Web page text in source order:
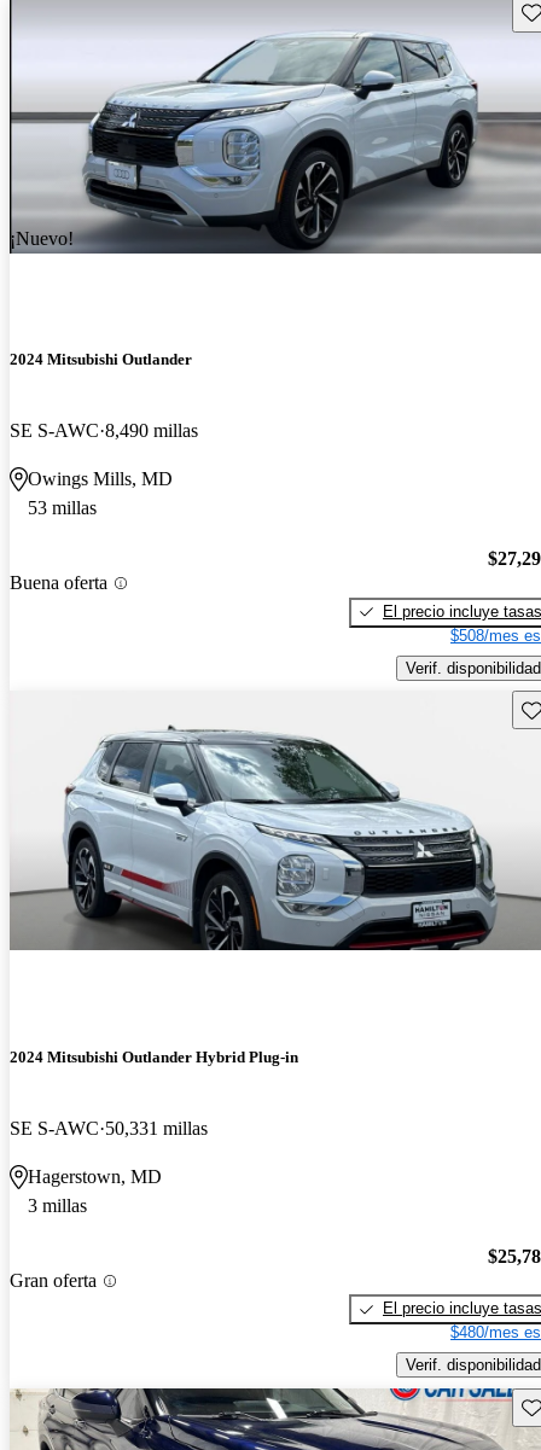
¡Nuevo!
2024 Mitsubishi Outlander
SE S-AWC 8,490 millas
Owings Mills, MD
53 millas
Buena oferta
El precio incluye tasas
$508/mes
Verif. disponibilidad
2024 Mitsubishi Outlander Hybrid Plug-in
SE S-AWC 50,331 millas
Hagerstown, MD
3 millas
Gran oferta
El precio incluye tasas
$480/mes
Verif. disponibilidad